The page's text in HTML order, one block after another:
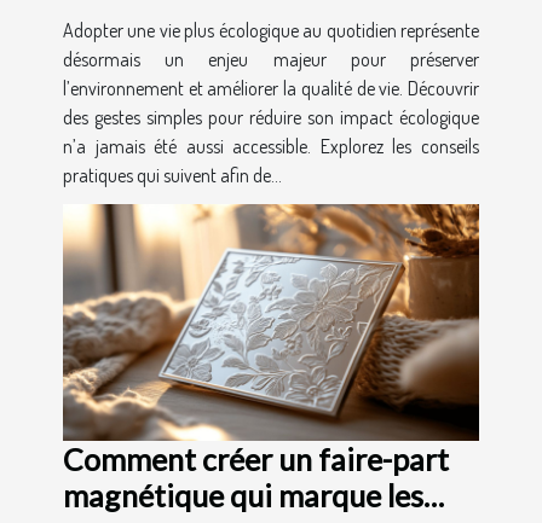
Adopter une vie plus écologique au quotidien représente
désormais un enjeu majeur pour préserver
l’environnement et améliorer la qualité de vie. Découvrir
des gestes simples pour réduire son impact écologique
n’a jamais été aussi accessible. Explorez les conseils
pratiques qui suivent afin de...
Comment créer un faire-part
magnétique qui marque les